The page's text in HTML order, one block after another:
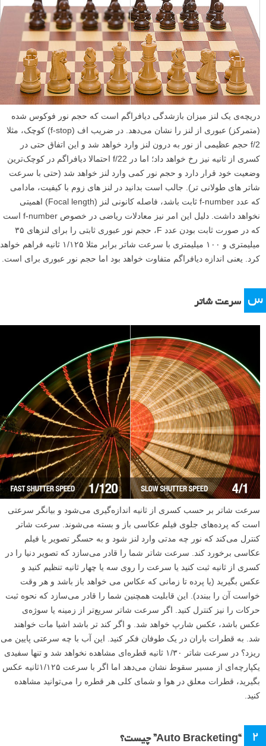
دریچه‌ی یک لنز میزان بازشدگی دیافراگم است که حجم نور فوکوس شده
(متمرکز) عبوری از لنز را نشان می‌دهد. در ضریب اف (f-stop) کوچک، مثلا
f/2 حجم عظیمی از نور به درون لنز وارد خواهد شد و این اتفاق حتی در
کسری از ثانیه نیز رخ خواهد داد؛ اما در f/22 احتمالا دیافراگم در کوچک‌ترین
وضعیت خود قرار دارد و حجم نور کمی وارد لنز خواهد شد (حتی با سرعت
شاتر های طولانی تر). جالب است بدانید در لنز های زوم با کیفیت، مادامی
که عدد f-number ثابت باشد، فاصله کانونی لنز (Focal length) اهمیتی
نخواهد داشت. دلیل این امر نیز معادلات ریاضی در خصوص f-number است
که در صورت ثابت بودن عدد F، حجم نور عبوری ثابتی را برای لنزهای ۳۵
میلیمتری و ۱۰۰ میلیمتری با سرعت شاتر برابر مثلا ۱/۱۲۵ ثانیه فراهم خواهد
کرد. یعنی اندازه دیافراگم متفاوت خواهد بود اما حجم نور عبوری برای است.
س سرعت شاتر
سرعت شاتر بر حسب کسری از ثانیه اندازه‌گیری می‌شود و بیانگر سرعتی
است که پرده‌های جلوی فیلم عکاسی باز و بسته می‌شوند. سرعت شاتر
کنترل می‌کند که نور چه مدتی وارد لنز شود و به حسگر تصویر یا فیلم
عکاسی برخورد کند. سرعت شاتر شما را قادر می‌سازد که تصویر دنیا را در
کسری از ثانیه ثبت کنید یا سرعت را روی سه یا چهار ثانیه تنظیم کنید و
عکس بگیرید (یا پرده تا زمانی که عکاس می خواهد باز باشد و هر وقت
خواست آن را ببندد). این قابلیت همچنین شما را قادر می‌سازد که نحوه ثبت
حرکات را نیز کنترل کنید. اگر سرعت شاتر سریع‌تر از زمینه یا سوژه‌ی
عکس باشد، عکس شارپ خواهد شد. و اگر کند تر باشد اشیا مات خواهند
شد. به قطرات باران در یک طوفان فکر کنید. این آب با چه سرعتی پایین می
ریزد؟ در سرعت شاتر ۱/۳۰ ثانیه قطره‌ای مشاهده نخواهد شد و تنها سفیدی
یکپارچه‌ای از مسیر سقوط نشان می‌دهد اما اگر با سرعت ۱/۱۲۵ثانیه عکس
بگیرید، قطرات معلق در هوا و شمای کلی هر قطره را می‌توانید مشاهده
کنید.
۲ “Auto Bracketing” چیست؟